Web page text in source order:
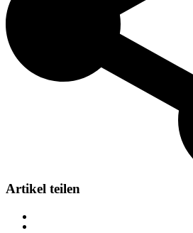
Artikel teilen